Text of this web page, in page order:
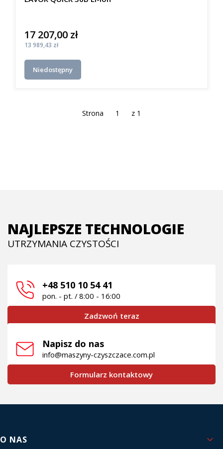
Cena
17 207,00 zł
Cena
13 989,43 zł
Niedostępny
Strona z 1
NAJLEPSZE TECHNOLOGIE
UTRZYMANIA CZYSTOŚCI
+48 510 10 54 41
pon. - pt. / 8:00 - 16:00
Zadzwoń teraz
Napisz do nas
info@maszyny-czyszczace.com.pl
Formularz kontaktowy
Linki w stopce
O NAS